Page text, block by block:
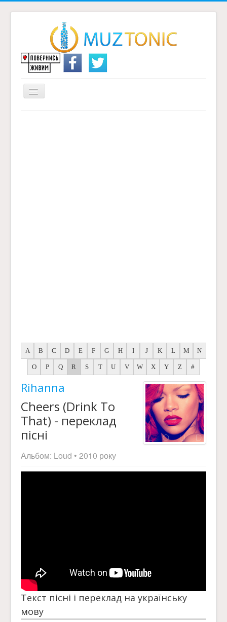
Перемикач
навігації
A B C D E F G H I J K L M N
O P Q R S T U V W X Y Z #
Rihanna
Cheers (Drink To
That) - переклад
пісні
Альбом: Loud • 2010 року
Текст пісні і переклад на українську
мову